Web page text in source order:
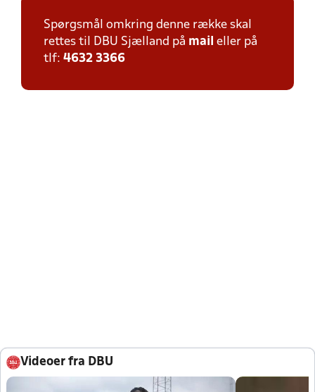
Spørgsmål omkring denne række skal
rettes til DBU Sjælland på mail eller på
tlf: 4632 3366
Videoer fra DBU